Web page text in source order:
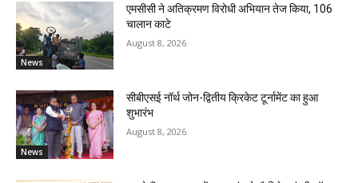
News
एमसीसी ने अतिक्रमण विरोधी अभियान तेज किया, 106
चालान काटे
August 8, 2026
News
सीबीएसई नॉर्थ जोन-द्वितीय क्रिकेट टूर्नामेंट का हुआ
शुभारंभ
August 8, 2026